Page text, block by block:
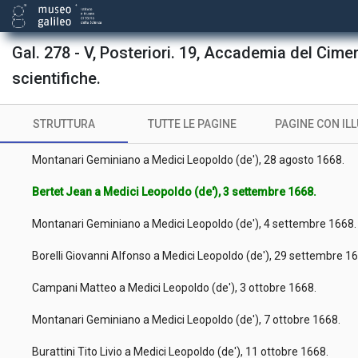
Gal. 278 - V, Posteriori. 19, Accademia del
scientifiche.
STRUTTURA TUTTE LE PAGINE PAGINE CON
Montanari Geminiano a Medici Leopoldo (de'), 31 luglio 1668.
Borelli Giovanni Alfonso a Medici Leopoldo (de'), 16 agosto 1668.
Ricci Michelangelo a Medici Leopoldo (de'), 27 agosto 1668.
Montanari Geminiano a Medici Leopoldo (de'), 28 agosto 1668.
Bertet Jean a Medici Leopoldo (de'), 3 settembre 1668.
Montanari Geminiano a Medici Leopoldo (de'), 4 settembre 1668.
Borelli Giovanni Alfonso a Medici Leopoldo (de'), 29 settembre
Campani Matteo a Medici Leopoldo (de'), 3 ottobre 1668.
Montanari Geminiano a Medici Leopoldo (de'), 7 ottobre 1668.
Burattini Tito Livio a Medici Leopoldo (de'), 11 ottobre 1668.